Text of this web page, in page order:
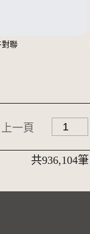
聯
上一頁
共936,104筆